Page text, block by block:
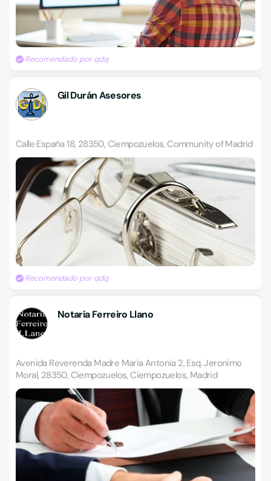
Recomendado por qdq
Gil Durán Asesores
Calle España 18, 28350, Ciempozuelos, Community of Madrid
Recomendado por qdq
Notaria Ferreiro Llano
Avenida Reverenda Madre Maria Antonia 2, Esq. Jeronimo
Moral, 28350, Ciempozuelos, Ciempozuelos, Madrid